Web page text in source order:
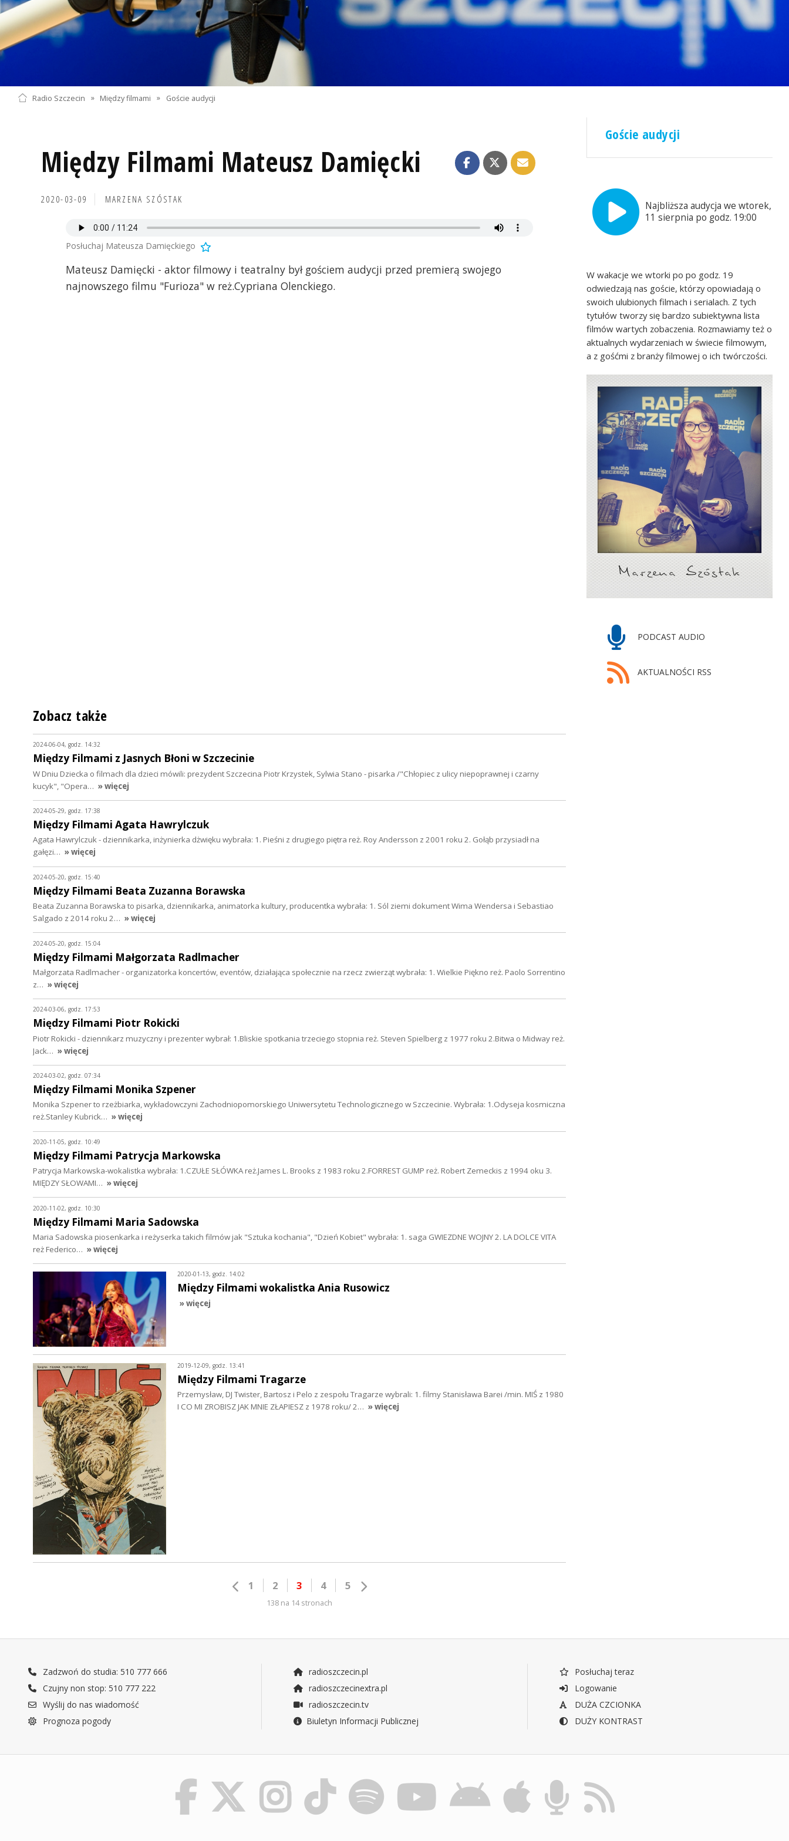
Radio Szczecin » Między filmami » Goście audycji
Między Filmami Mateusz Damięcki
2020-03-09 MARZENA SZÓSTAK
Posłuchaj Mateusza Damięckiego
Mateusz Damięcki - aktor filmowy i teatralny był gościem audycji przed premierą swojego
najnowszego filmu "Furioza" w reż.Cypriana Olenckiego.
Goście audycji
Najbliższa audycja we wtorek,
11 sierpnia po godz. 19:00
W wakacje we wtorki po po godz. 19
odwiedzają nas goście, którzy opowiadają o
swoich ulubionych filmach i serialach. Z tych
tytułów tworzy się bardzo subiektywna lista
filmów wartych zobaczenia. Rozmawiamy też o
aktualnych wydarzeniach w świecie filmowym,
a z gośćmi z branży filmowej o ich twórczości.
PODCAST AUDIO
AKTUALNOŚCI RSS
Zobacz także
2024-06-04, godz. 14:32
Między Filmami z Jasnych Błoni w Szczecinie
W Dniu Dziecka o filmach dla dzieci mówili: prezydent Szczecina Piotr Krzystek, Sylwia Stano - pisarka /"Chłopiec z ulicy niepoprawnej i czarny
kucyk", "Opera… » więcej
2024-05-29, godz. 17:38
Między Filmami Agata Hawrylczuk
Agata Hawrylczuk - dziennikarka, inżynierka dżwięku wybrała: 1. Pieśni z drugiego piętra reż. Roy Andersson z 2001 roku 2. Gołąb przysiadł na
gałęzi… » więcej
2024-05-20, godz. 15:40
Między Filmami Beata Zuzanna Borawska
Beata Zuzanna Borawska to pisarka, dziennikarka, animatorka kultury, producentka wybrała: 1. Sól ziemi dokument Wima Wendersa i Sebastiao
Salgado z 2014 roku 2… » więcej
2024-05-20, godz. 15:04
Między Filmami Małgorzata Radlmacher
Małgorzata Radlmacher - organizatorka koncertów, eventów, działająca społecznie na rzecz zwierząt wybrała: 1. Wielkie Piękno reż. Paolo Sorrentino
z… » więcej
2024-03-06, godz. 17:53
Między Filmami Piotr Rokicki
Piotr Rokicki - dziennikarz muzyczny i prezenter wybrał: 1.Bliskie spotkania trzeciego stopnia reż. Steven Spielberg z 1977 roku 2.Bitwa o Midway reż.
Jack… » więcej
2024-03-02, godz. 07:34
Między Filmami Monika Szpener
Monika Szpener to rzeżbiarka, wykładowczyni Zachodniopomorskiego Uniwersytetu Technologicznego w Szczecinie. Wybrała: 1.Odyseja kosmiczna
reż.Stanley Kubrick… » więcej
2020-11-05, godz. 10:49
Między Filmami Patrycja Markowska
Patrycja Markowska-wokalistka wybrała: 1.CZUŁE SŁÓWKA reż.James L. Brooks z 1983 roku 2.FORREST GUMP reż. Robert Zemeckis z 1994 oku 3.
MIĘDZY SŁOWAMI… » więcej
2020-11-02, godz. 10:30
Między Filmami Maria Sadowska
Maria Sadowska piosenkarka i reżyserka takich filmów jak "Sztuka kochania", "Dzień Kobiet" wybrała: 1. saga GWIEZDNE WOJNY 2. LA DOLCE VITA
reż Federico… » więcej
2020-01-13, godz. 14:02
Między Filmami wokalistka Ania Rusowicz
» więcej
2019-12-09, godz. 13:41
Między Filmami Tragarze
Przemysław, DJ Twister, Bartosz i Pelo z zespołu Tragarze wybrali: 1. filmy Stanisława Barei /min. MIŚ z 1980
I CO MI ZROBISZ JAK MNIE ZŁAPIESZ z 1978 roku/ 2… » więcej
1 2 3 4 5
138 na 14 stronach
Zadzwoń do studia: 510 777 666
Czujny non stop: 510 777 222
Wyślij do nas wiadomość
Prognoza pogody
radioszczecin.pl
radioszczecinextra.pl
radioszczecin.tv
Biuletyn Informacji Publicznej
Posłuchaj teraz
Logowanie
DUŻA CZCIONKA
DUŻY KONTRAST